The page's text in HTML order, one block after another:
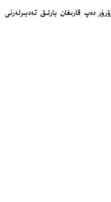
دەپ قارىغان بارلىق تەدبىرلەرنى